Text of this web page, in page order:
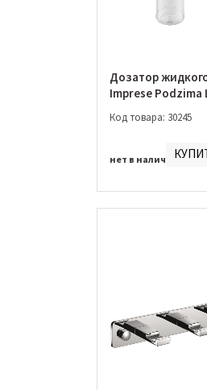
Дозатор
Imprese Podzima
Код товара: 30245
нет в наличии